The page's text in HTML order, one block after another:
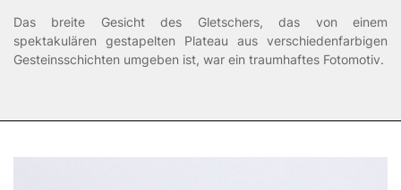
Das breite Gesicht des Gletschers, das von einem
spektakulären gestapelten Plateau aus verschiedenfarbigen
Gesteinsschichten umgeben ist, war ein traumhaftes Fotomotiv.